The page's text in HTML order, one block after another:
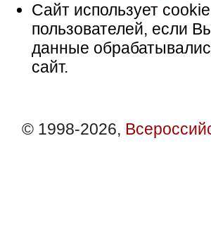
Сайт использует
пользователей, если
данные
сайт.
© 1998-2026,